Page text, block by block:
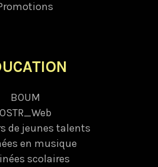
BOUM
OSTR_Web
de jeunes talents
en musique
scolaires